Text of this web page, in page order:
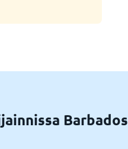
Barbados